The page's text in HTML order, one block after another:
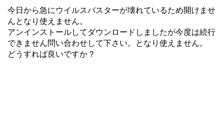
今日から急にウイルスバスターが壊れているため開けませ
んとなり使えません。
アンインストールしてダウンロードしましたが今度は続行
できません問い合わせして下さい。となり使えません。
どうすれば良いですか？